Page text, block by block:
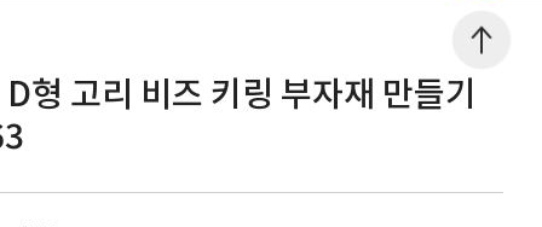
형 고리 비즈 키링 부자재 만들기